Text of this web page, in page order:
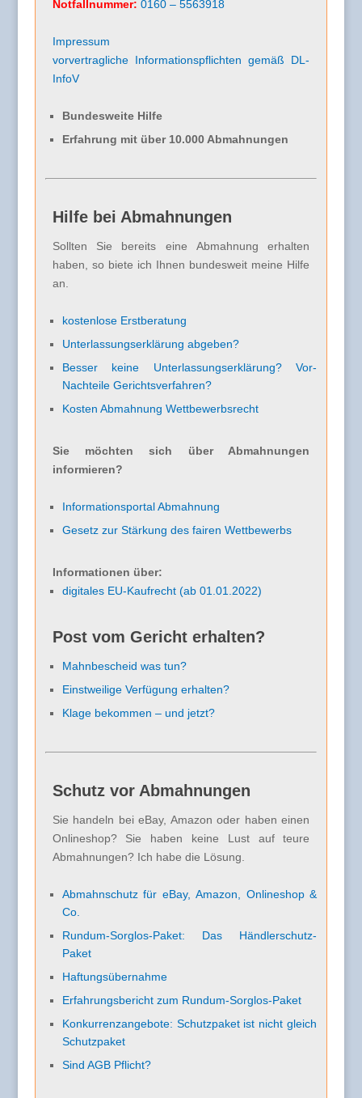
Notfallnummer: 0160 – 5563918
Impressum
vorvertragliche Informationspflichten gemäß DL-
InfoV
Bundesweite Hilfe
Erfahrung mit über 10.000 Abmahnungen
Hilfe bei Abmahnungen
Sollten Sie bereits eine Abmahnung erhalten
haben, so biete ich Ihnen bundesweit meine Hilfe
an.
kostenlose Erstberatung
Unterlassungserklärung abgeben?
Besser keine Unterlassungserklärung? Vor-
Nachteile Gerichtsverfahren?
Kosten Abmahnung Wettbewerbsrecht
Sie möchten sich über Abmahnungen
informieren?
Informationsportal Abmahnung
Gesetz zur Stärkung des fairen Wettbewerbs
Informationen über:
digitales EU-Kaufrecht (ab 01.01.2022)
Post vom Gericht erhalten?
Mahnbescheid was tun?
Einstweilige Verfügung erhalten?
Klage bekommen – und jetzt?
Schutz vor Abmahnungen
Sie handeln bei eBay, Amazon oder haben einen
Onlineshop? Sie haben keine Lust auf teure
Abmahnungen? Ich habe die Lösung.
Abmahnschutz für eBay, Amazon, Onlineshop &
Co.
Rundum-Sorglos-Paket: Das Händlerschutz-
Paket
Haftungsübernahme
Erfahrungsbericht zum Rundum-Sorglos-Paket
Konkurrenzangebote: Schutzpaket ist nicht gleich
Schutzpaket
Sind AGB Pflicht?